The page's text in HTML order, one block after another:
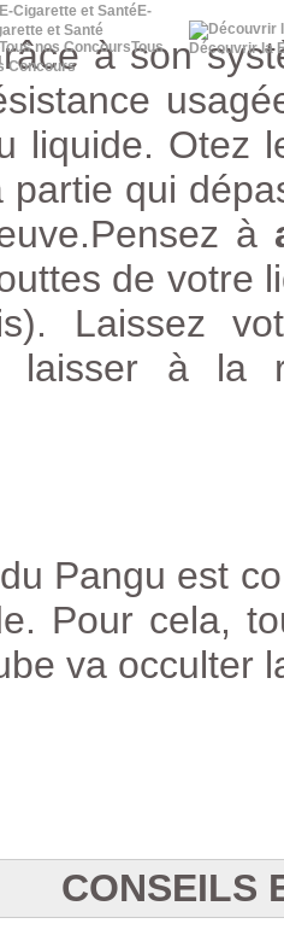
E-
et Santé
Tous
Concours
Découvrir la
à son
liquide. Otez
partie qui
à
de votre
Laissez
laisser à la
Pangu est
Pour cela,
va occulter
CONSEILS